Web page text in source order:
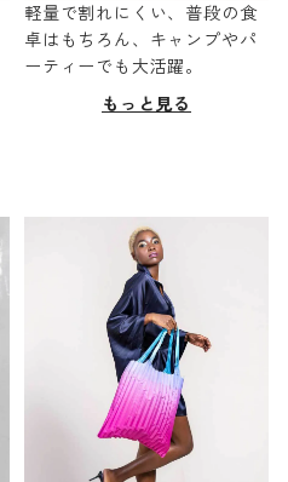
軽量で割れにくい、普段の食
卓はもちろん、キャンプやパ
ーティーでも大活躍。
もっと見る